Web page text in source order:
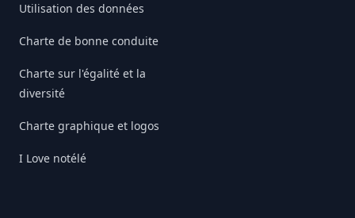
Utilisation des données
Charte de bonne conduite
Charte sur l'égalité et la
diversité
Charte graphique et logos
I Love notélé